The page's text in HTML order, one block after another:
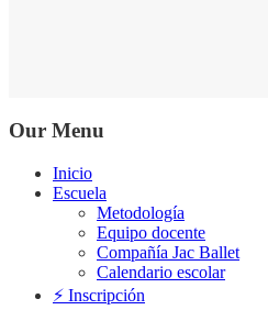
Our Menu
Inicio
Escuela
Metodología
Equipo docente
Compañía Jac Ballet
Calendario escolar
⚡️ Inscripción